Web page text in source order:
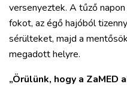
versenyeztek. A tűző
fokot, az égő hajóból
sérülteket, majd a
megadott helyre.
„Örülünk, hogy a